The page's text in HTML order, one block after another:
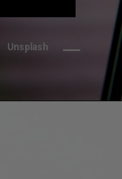
Unsplash